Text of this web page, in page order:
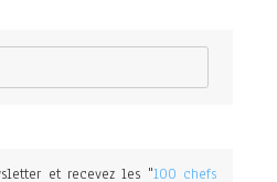
et recevez les "100 chefs